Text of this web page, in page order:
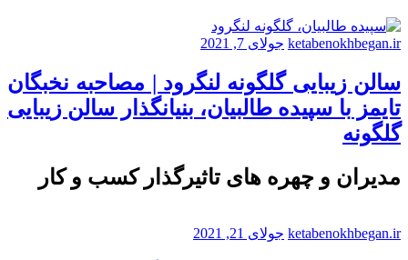
ketabenokhbegan.ir جولای 7, 2021
سالن زیبایی گلگونه لنگرود | مصاحبه نخبگان
تایمز با سپیده طالبیان، بنیانگذار سالن زیبایی
گلگونه
مدیران و چهره های تاثیرگذار کسب و کار
ketabenokhbegan.ir جولای 21, 2021